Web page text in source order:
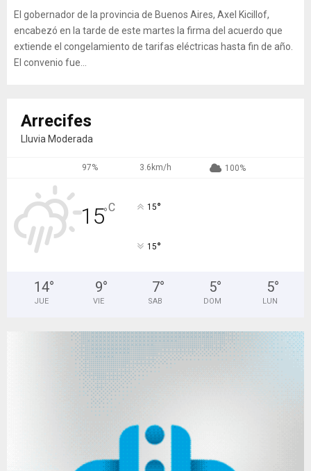
El gobernador de la provincia de Buenos Aires, Axel Kicillof,
encabezó en la tarde de este martes la firma del acuerdo que
extiende el congelamiento de tarifas eléctricas hasta fin de año.
El convenio fue...
Arrecifes
Lluvia Moderada
97% 3.6km/h 100%
15°C 15°
15°
14°
JUE
9°
VIE
7°
SAB
5°
DOM
5°
LUN